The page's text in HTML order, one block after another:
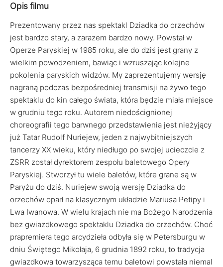
Opis filmu
Prezentowany przez nas spektakl Dziadka do orzechów
jest bardzo stary, a zarazem bardzo nowy. Powstał w
Operze Paryskiej w 1985 roku, ale do dziś jest grany z
wielkim powodzeniem, bawiąc i wzruszając kolejne
pokolenia paryskich widzów. My zaprezentujemy wersję
nagraną podczas bezpośredniej transmisji na żywo tego
spektaklu do kin całego świata, która będzie miała miejsce
w grudniu tego roku. Autorem niedoścignionej
choreografii tego barwnego przedstawienia jest nieżyjący
już Tatar Rudolf Nuriejew, jeden z najwybitniejszych
tancerzy XX wieku, który niedługo po swojej ucieczcie z
ZSRR został dyrektorem zespołu baletowego Opery
Paryskiej. Stworzył tu wiele baletów, które grane są w
Paryżu do dziś. Nuriejew swoją wersję Dziadka do
orzechów oparł na klasycznym układzie Mariusa Petipy i
Lwa Iwanowa. W wielu krajach nie ma Bożego Narodzenia
bez gwiazdkowego spektaklu Dziadka do orzechów. Choć
prapremiera tego arcydzieła odbyła się w Petersburgu w
dniu Świętego Mikołaja, 6 grudnia 1892 roku, to tradycja
gwiazdkowa towarzysząca temu baletowi powstała niemal